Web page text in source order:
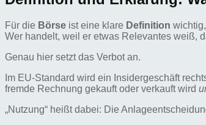
Für die Börse ist eine klare Definition
Wer handelt, weil er etwas Relevantes weiß,
Genau hier setzt das Verbot an.
Im EU-Standard wird ein Insidergeschäft
fremde Rechnung gekauft oder verkauft wird
„Nutzung“ heißt dabei: Die